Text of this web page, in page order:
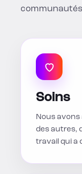
Soins
Nous
des autres,
travail qui a